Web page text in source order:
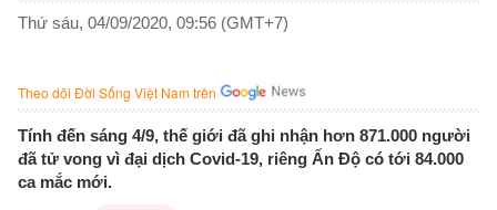
Thứ sáu, 04/09/2020, 09:56 (GMT+7)
Theo dõi Đời Sống Việt Nam trên
Tính đến sáng 4/9, thế giới đã ghi nhận hơn 871.000 người
đã tử vong vì đại dịch Covid-19, riêng Ấn Độ có tới 84.000
ca mắc mới.